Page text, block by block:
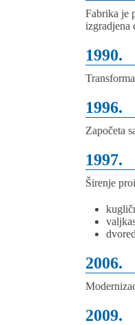
Fabrika je
izgradjena
1990.
1996.
Započeta
1997.
Širenje
2006.
2009.